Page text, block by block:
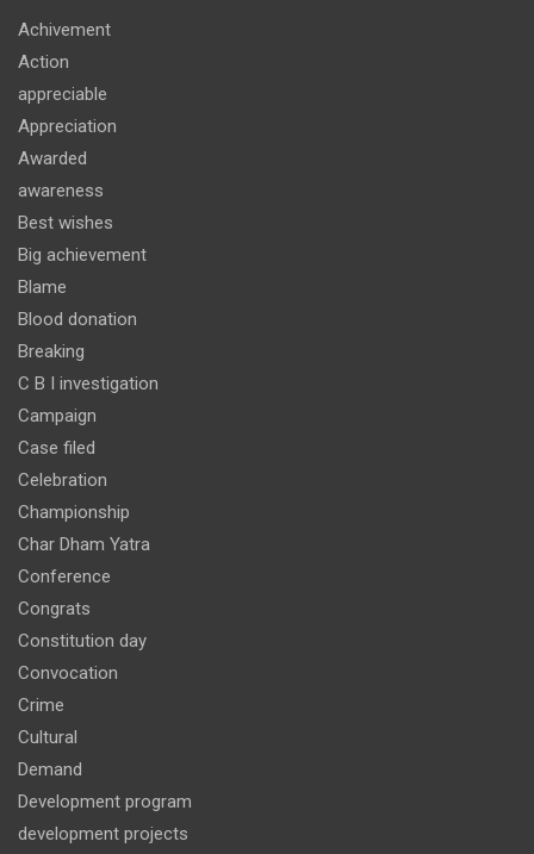
Achivement
Action
appreciable
Appreciation
Awarded
awareness
Best wishes
Big achievement
Blame
Blood donation
Breaking
C B I investigation
Campaign
Case filed
Celebration
Championship
Char Dham Yatra
Conference
Congrats
Constitution day
Convocation
Crime
Cultural
Demand
Development program
development projects